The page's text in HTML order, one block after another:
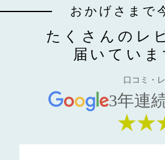
おかげさまで
たくさんのレ
届いていま
口コミ・
3年連